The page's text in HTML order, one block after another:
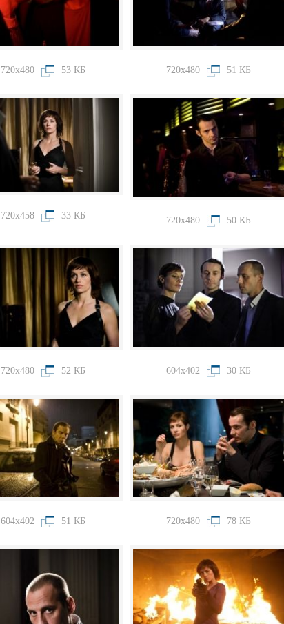
720x480 53 КБ 720x480 51 КБ
720x458 33 КБ 720x480 50 КБ
720x480 52 КБ 604x402 30 КБ
604x402 51 КБ 720x480 78 КБ